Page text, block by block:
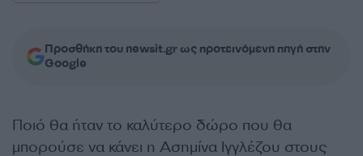
Προσθήκη του newsit.gr ως προτεινόμενη πηγή στην
Google
Ποιό θα ήταν το καλύτερο δώρο που θα
μπορούσε να κάνει η Ασημίνα Ιγγλέζου στους